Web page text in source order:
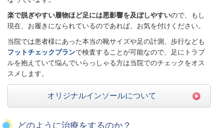
楽で脱ぎやすい履物ほど足には悪影響を及ぼしやすいので、もし
現在、お履きになられているのであれば、お気を付けください。
当院では患者様にあった本当の靴サイズや足の計測、歩行なども
フットチェックプランで検査することが可能なので、足にトラブ
ルを抱えていて悩んでいらっしゃる方は当院でのチェックをオス
スメします。
オリジナルインソールについて
どのように治療をするのか？